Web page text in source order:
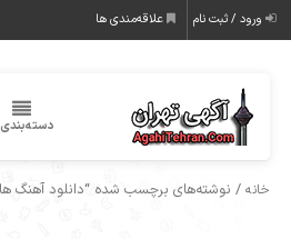
ورود / ثبت نام علاقه‌مندی ها
خانه / نوشته‌های برچسب شده “دانلود